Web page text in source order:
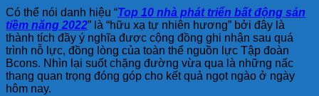
Có thể nói danh hiệu “Top 10 nhà phát triển bất động sản
tiềm năng 2022” là “hữu xạ tự nhiên hương” bởi đây là
thành tích đầy ý nghĩa được cộng đồng ghi nhận sau quá
trình nỗ lực, đồng lòng của toàn thể nguồn lực Tập đoàn
Bcons. Nhìn lại suốt chặng đường vừa qua là những nấc
thang quan trọng đóng góp cho kết quả ngọt ngào ở ngày
hôm nay.